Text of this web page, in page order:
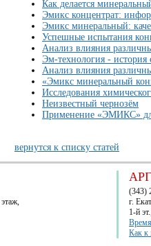
Как делается
Эмикс концентрат:
Эмикс минеральный:
Успешные испытания
Анализ влияния
Эм-технология - история
Анализ влияния
«Эмикс минеральный
Исследования
Неизвестный чернозём
Применение «ЭМИКС»
вернутся к списку статей
(343)
г.
1-й
Как к